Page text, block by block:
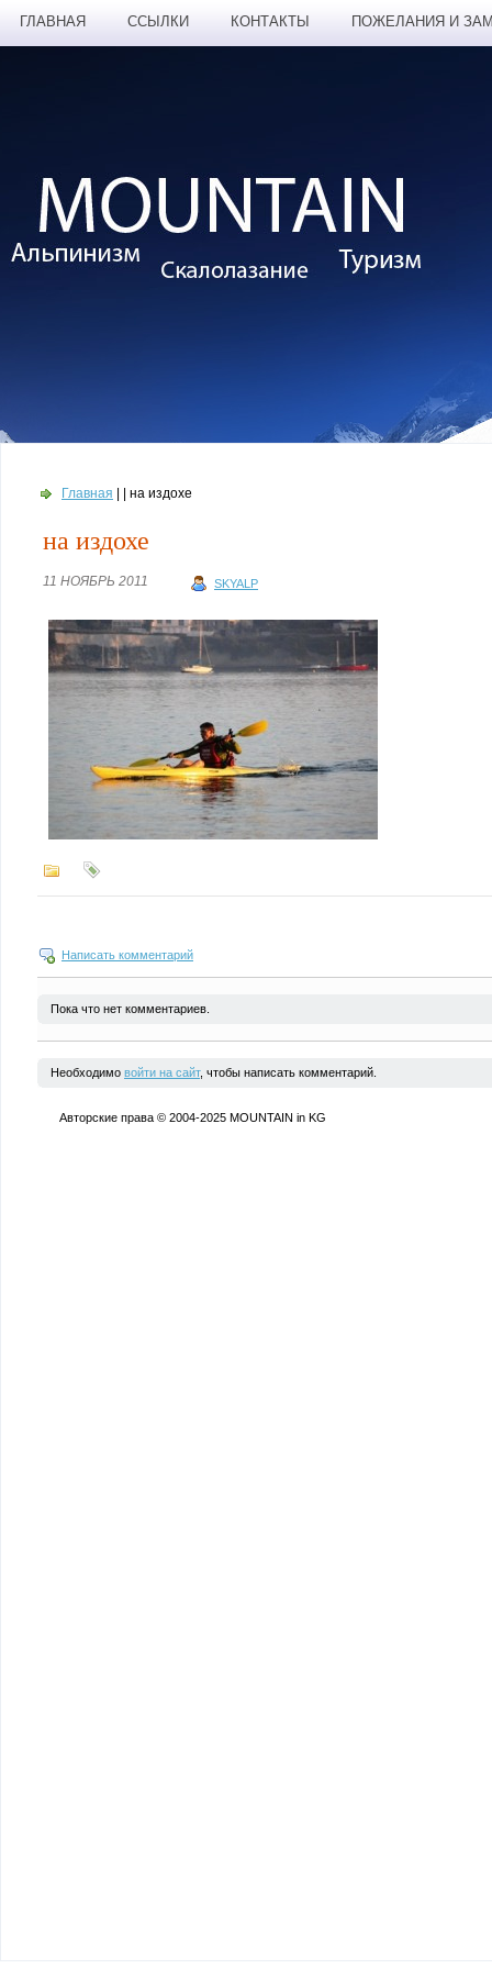
ГЛАВНАЯ ССЫЛКИ КОНТАКТЫ ПОЖЕЛАНИЯ И
Главная | | на издохе
на издохе
11 НОЯБРЬ 2011 SKYALP
Написать комментарий
Пока что нет комментариев.
Необходимо войти на сайт, чтобы написать комментарий.
Авторские права © 2004-2025 MOUNTAIN in KG